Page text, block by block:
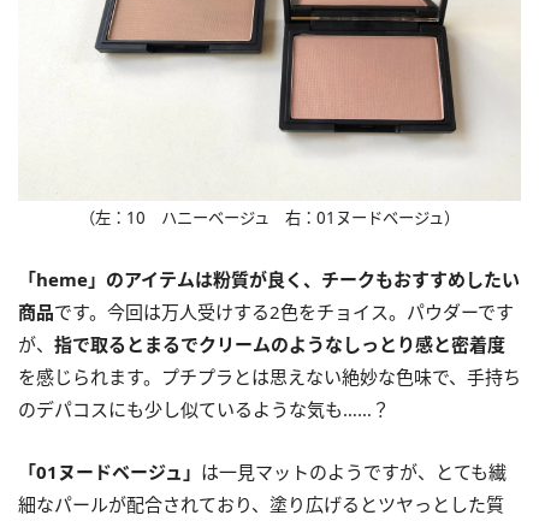
（左：10 ハニーベージュ 右：01ヌードベージュ）
「heme」のアイテムは粉質が良く、チークもおすすめしたい
商品です。今回は万人受けする2色をチョイス。パウダーです
が、 指で取るとまるでクリームのようなしっとり感と密着度
を感じられます。プチプラとは思えない絶妙な色味で、手持ち
のデパコスにも少し似ているような気も……？
「01ヌードベージュ」 は一見マットのようですが、とても繊
細なパールが配合されており、塗り広げるとツヤっとした質